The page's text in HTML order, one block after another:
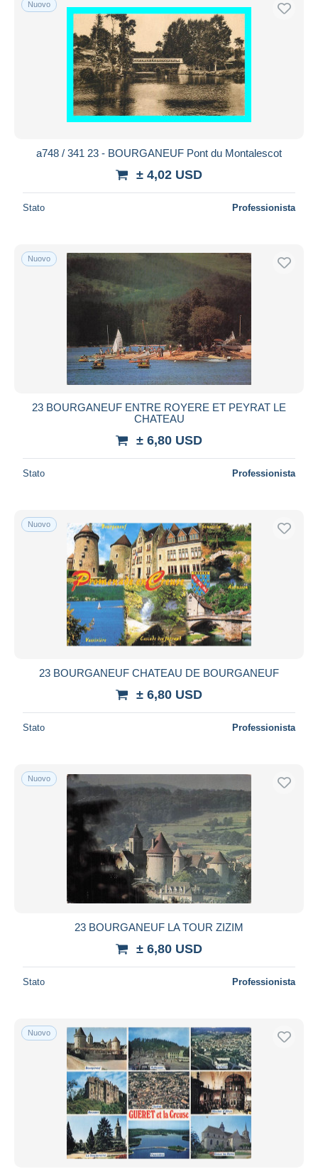
Spedizione gratuita
Metodi di pagamento
PayPal
Bonifico bancario
Visa
Mastercard
iDeal
Aggiorna
Nuovo
a748 / 341 23 - BOURGANEUF Pont du Montalescot
± 4,02 USD
Stato Professionista
Nuovo
23 BOURGANEUF ENTRE ROYERE ET PEYRAT LE
CHATEAU
± 6,80 USD
Stato Professionista
Nuovo
23 BOURGANEUF CHATEAU DE BOURGANEUF
± 6,80 USD
Stato Professionista
Nuovo
23 BOURGANEUF LA TOUR ZIZIM
± 6,80 USD
Stato Professionista
Nuovo